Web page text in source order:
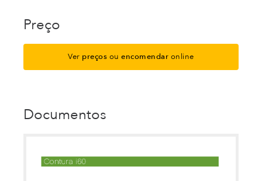
Preço
Ver preços ouencomendar online
Documentos